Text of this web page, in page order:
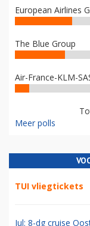
European Airlines
The Blue Group
Air-France-KLM-
Meer polls
TUI vliegtickets
Jul: 8-dg cruise